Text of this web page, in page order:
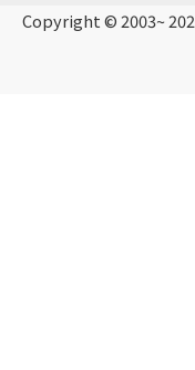
Copyright © 2003~